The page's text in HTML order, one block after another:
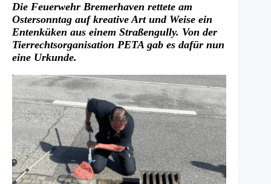
Die Feuerwehr Bremerhaven rettete am
Ostersonntag auf kreative Art und Weise ein
Entenküken aus einem Straßengully. Von der
Tierrechtsorganisation PETA gab es dafür nun
eine Urkunde.